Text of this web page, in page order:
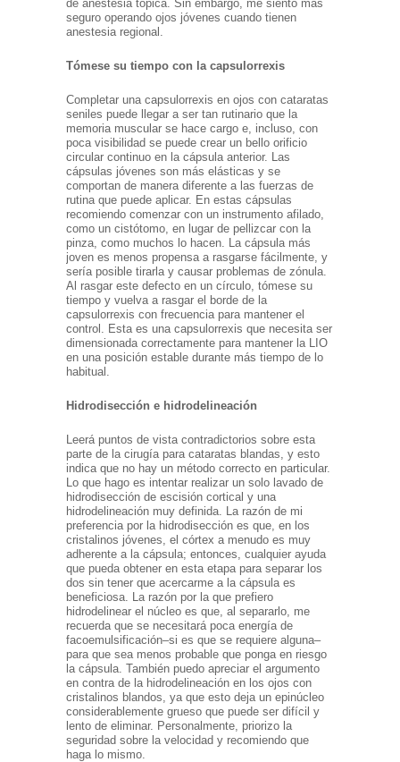
de anestesia tópica. Sin embargo, me siento más
seguro operando ojos jóvenes cuando tienen
anestesia regional.
Tómese su tiempo con la capsulorrexis
Completar una capsulorrexis en ojos con cataratas
seniles puede llegar a ser tan rutinario que la
memoria muscular se hace cargo e, incluso, con
poca visibilidad se puede crear un bello orificio
circular continuo en la cápsula anterior. Las
cápsulas jóvenes son más elásticas y se
comportan de manera diferente a las fuerzas de
rutina que puede aplicar. En estas cápsulas
recomiendo comenzar con un instrumento afilado,
como un cistótomo, en lugar de pellizcar con la
pinza, como muchos lo hacen. La cápsula más
joven es menos propensa a rasgarse fácilmente, y
sería posible tirarla y causar problemas de zónula.
Al rasgar este defecto en un círculo, tómese su
tiempo y vuelva a rasgar el borde de la
capsulorrexis con frecuencia para mantener el
control. Esta es una capsulorrexis que necesita ser
dimensionada correctamente para mantener la LIO
en una posición estable durante más tiempo de lo
habitual.
Hidrodisección e hidrodelineación
Leerá puntos de vista contradictorios sobre esta
parte de la cirugía para cataratas blandas, y esto
indica que no hay un método correcto en particular.
Lo que hago es intentar realizar un solo lavado de
hidrodisección de escisión cortical y una
hidrodelineación muy definida. La razón de mi
preferencia por la hidrodisección es que, en los
cristalinos jóvenes, el córtex a menudo es muy
adherente a la cápsula; entonces, cualquier ayuda
que pueda obtener en esta etapa para separar los
dos sin tener que acercarme a la cápsula es
beneficiosa. La razón por la que prefiero
hidrodelinear el núcleo es que, al separarlo, me
recuerda que se necesitará poca energía de
facoemulsificación–si es que se requiere alguna–
para que sea menos probable que ponga en riesgo
la cápsula. También puedo apreciar el argumento
en contra de la hidrodelineación en los ojos con
cristalinos blandos, ya que esto deja un epinúcleo
considerablemente grueso que puede ser difícil y
lento de eliminar. Personalmente, priorizo la
seguridad sobre la velocidad y recomiendo que
haga lo mismo.